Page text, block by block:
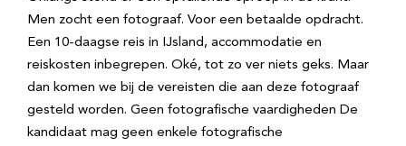
Men zocht een fotograaf. Voor een betaalde opdracht.
Een 10-daagse reis in IJsland, accommodatie en
reiskosten inbegrepen. Oké, tot zo ver niets geks. Maar
dan komen we bij de vereisten die aan deze fotograaf
gesteld worden. Geen fotografische vaardigheden De
kandidaat mag geen enkele fotografische